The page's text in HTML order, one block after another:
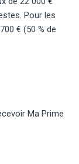
Pour les
€ (50 % de
Ma Prime